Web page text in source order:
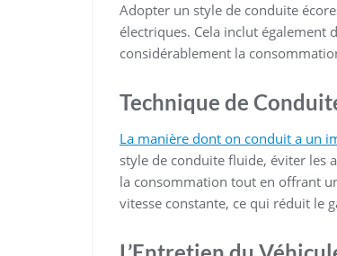
Adopter un style de conduite
électriques. Cela inclut
considérablement la
Technique de
La manière dont on conduit a un
style de conduite fluide, éviter les
la consommation tout en offrant
vitesse constante, ce qui réduit le